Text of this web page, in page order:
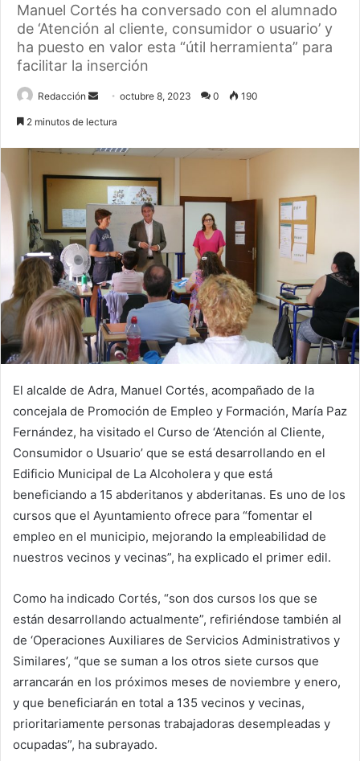
Manuel Cortés ha conversado con el alumnado
de ‘Atención al cliente, consumidor o usuario’ y
ha puesto en valor esta “útil herramienta” para
facilitar la inserción
Redacción
Sendoctubre 8, 2023 0 190
2 minutos de lectura
El alcalde de Adra, Manuel Cortés, acompañado de la
concejala de Promoción de Empleo y Formación, María Paz
Fernández, ha visitado el Curso de ‘Atención al Cliente,
Consumidor o Usuario’ que se está desarrollando en el
Edificio Municipal de La Alcoholera y que está
beneficiando a 15 abderitanos y abderitanas. Es uno de los
cursos que el Ayuntamiento ofrece para “fomentar el
empleo en el municipio, mejorando la empleabilidad de
nuestros vecinos y vecinas”, ha explicado el primer edil.
Como ha indicado Cortés, “son dos cursos los que se
están desarrollando actualmente”, refiriéndose también al
de ‘Operaciones Auxiliares de Servicios Administrativos y
Similares’, “que se suman a los otros siete cursos que
arrancarán en los próximos meses de noviembre y enero,
y que beneficiarán en total a 135 vecinos y vecinas,
prioritariamente personas trabajadoras desempleadas y
ocupadas”, ha subrayado.